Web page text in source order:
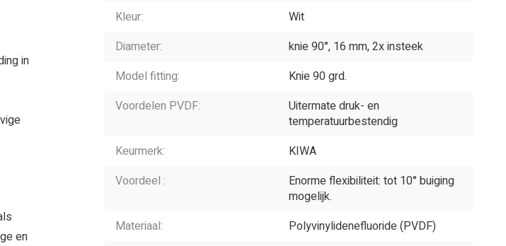
in
en
Kleur:
Wit
Diameter:
knie 90°, 16 mm, 2x insteek
Model fitting:
Knie 90 grd.
Voordelen PVDF:
Uitermate druk- en
temperatuurbestendig
Keurmerk:
KIWA
Voordeel :
Enorme flexibiliteit: tot 10° buiging
mogelijk.
Materiaal:
Polyvinylidenefluoride (PVDF)